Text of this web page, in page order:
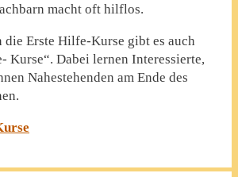
macht oft hilflos.
die Erste Hilfe-Kurse gibt es auch
Kurse“. Dabei lernen Interessierte,
Nahestehenden am Ende des